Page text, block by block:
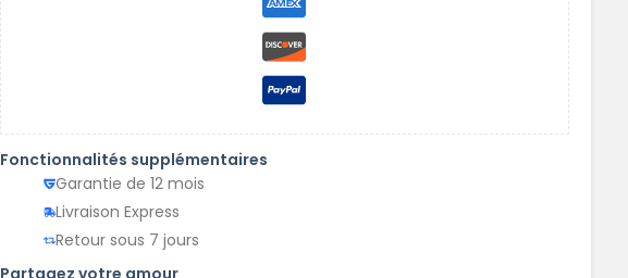
Fonctionnalités supplémentaires
Garantie de 12 mois
Livraison Express
Retour sous 7 jours
Partagez votre amour